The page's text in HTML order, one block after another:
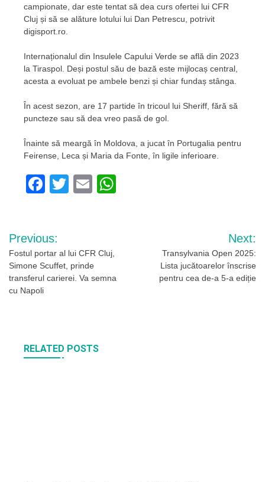
campionate, dar este tentat să dea curs ofertei lui CFR
Cluj și să se alăture lotului lui Dan Petrescu, potrivit
digisport.ro.
Internaționalul din Insulele Capului Verde se află din 2023
la Tiraspol. Deși postul său de bază este mijlocaș central,
acesta a evoluat pe ambele benzi și chiar fundaș stânga.
În acest sezon, are 17 partide în tricoul lui Sheriff, fără să
puncteze sau să dea vreo pasă de gol.
Înainte să meargă în Moldova, a jucat în Portugalia pentru
Feirense, Leca și Maria da Fonte, în ligile inferioare.
Facebook
TwitterEmail
Navigare
în
articole
Previous:
Fostul portar al lui CFR Cluj,
Simone Scuffet, prinde
transferul carierei. Va semna
cu Napoli
Next:
Transylvania Open 2025:
Lista jucătoarelor înscrise
pentru cea de-a 5-a ediție
RELATED POSTS